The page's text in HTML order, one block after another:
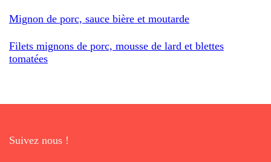
Mignon de porc, sauce bière et moutarde
Filets mignons de porc, mousse de lard et blettes
tomatées
Suivez nous !